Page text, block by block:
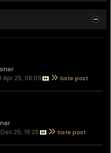
Apr 25, 08:09
25, 19:26